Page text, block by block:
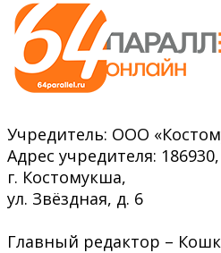
Учредитель: ООО
Адрес учредителя:
г. Костомукша,
ул. Звёздная, д. 6
Главный редактор –